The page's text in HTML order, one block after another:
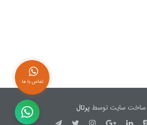
ساخت سایت توسطپرتال
تماس با ما